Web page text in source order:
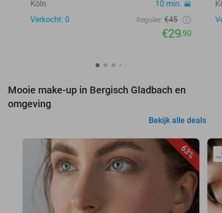
Köln
10 min.
Verkocht: 0
Regulier €45
€29,90
Mooie make-up in Bergisch Gladbach en
omgeving
Bekijk alle deals
63%